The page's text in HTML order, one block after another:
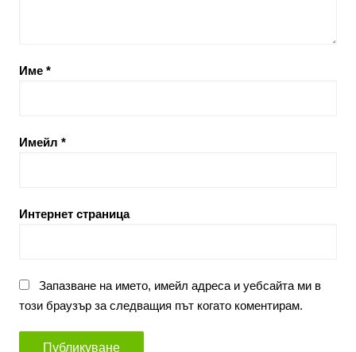
Име *
Имейл *
Интернет страница
Запазване на името, имейл адреса и уебсайта ми в
този браузър за следващия път когато коментирам.